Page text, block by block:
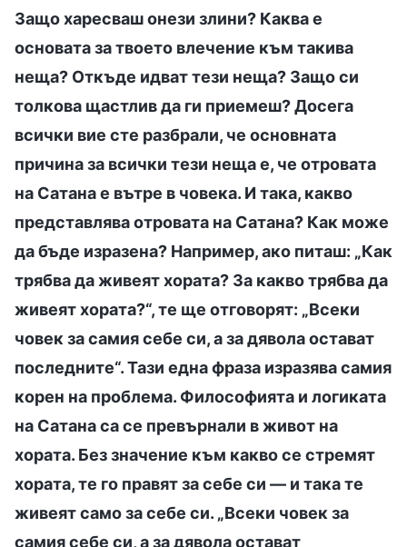
Защо харесваш онези злини? Каква е
основата за твоето влечение към такива
неща? Откъде идват тези неща? Защо си
толкова щастлив да ги приемеш? Досега
всички вие сте разбрали, че основната
причина за всички тези неща е, че отровата
на Сатана е вътре в човека. И така, какво
представлява отровата на Сатана? Как може
да бъде изразена? Например, ако питаш: „Как
трябва да живеят хората? За какво трябва да
живеят хората?“, те ще отговорят: „Всеки
човек за самия себе си, а за дявола остават
последните“. Тази една фраза изразява самия
корен на проблема. Философията и логиката
на Сатана са се превърнали в живот на
хората. Без значение към какво се стремят
хората, те го правят за себе си — и така те
живеят само за себе си. „Всеки човек за
самия себе си, а за дявола остават